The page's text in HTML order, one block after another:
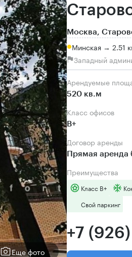
Еще фото
Москва,
Минская → 2.51
Западный
Арендуемые
520 кв.м
Класс офисов
B+
Договор аренды
Прямая аренда
Преимущества
Класс B+
Свой паркинг
+7